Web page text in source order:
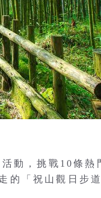
動，挑戰10條熱
的「祝山觀日步